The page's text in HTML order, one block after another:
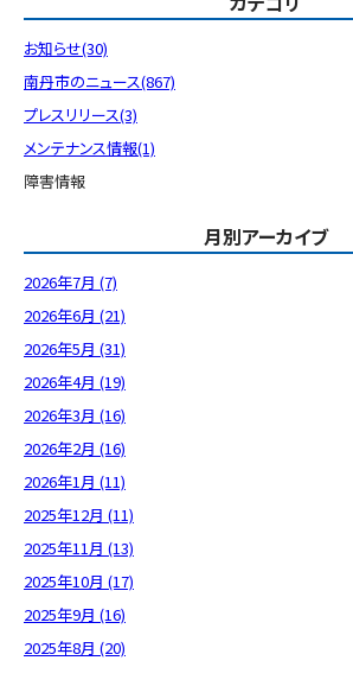
お知らせ(30)
南丹市のニュース(867)
プレスリリース(3)
メンテナンス情報(1)
障害情報
月別アーカイブ
2026年7月 (7)
2026年6月 (21)
2026年5月 (31)
2026年4月 (19)
2026年3月 (16)
2026年2月 (16)
2026年1月 (11)
2025年12月 (11)
2025年11月 (13)
2025年10月 (17)
2025年9月 (16)
2025年8月 (20)